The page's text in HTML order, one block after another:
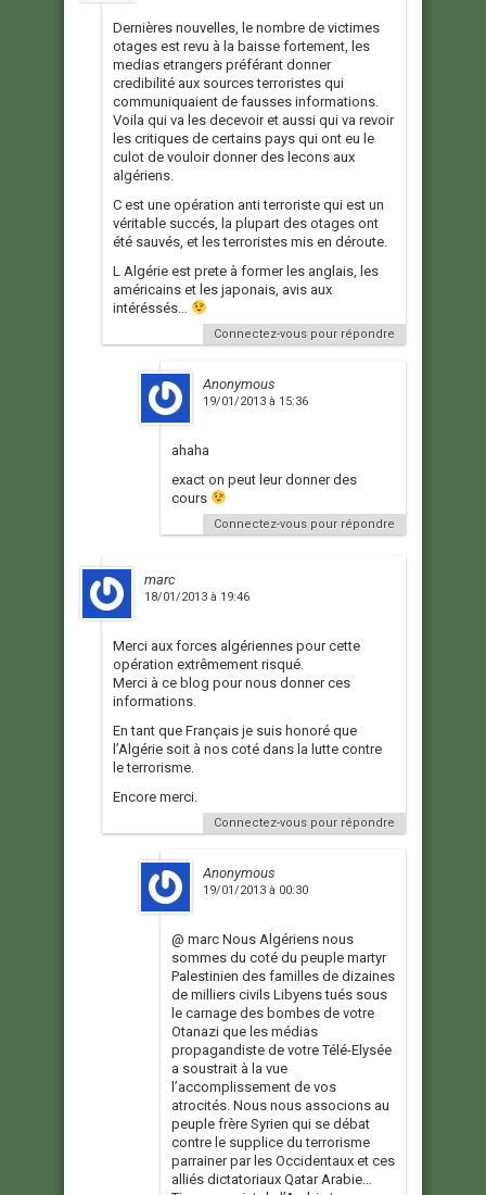
Dernières nouvelles, le nombre de victimes
otages est revu à la baisse fortement, les
medias etrangers préférant donner
credibilité aux sources terroristes qui
communiquaient de fausses informations.
Voila qui va les decevoir et aussi qui va revoir
les critiques de certains pays qui ont eu le
culot de vouloir donner des lecons aux
algériens.
C est une opération anti terroriste qui est un
véritable succés, la plupart des otages ont
été sauvés, et les terroristes mis en déroute.
L Algérie est prete à former les anglais, les
américains et les japonais, avis aux
intéréssés…
Connectez-vous pour répondre
Anonymous
19/01/2013 à 15:36
ahaha
exact on peut leur donner des
cours
Connectez-vous pour répondre
marc
18/01/2013 à 19:46
Merci aux forces algériennes pour cette
opération extrêmement risqué.
Merci à ce blog pour nous donner ces
informations.
En tant que Français je suis honoré que
l’Algérie soit à nos coté dans la lutte contre
le terrorisme.
Encore merci.
Connectez-vous pour répondre
Anonymous
19/01/2013 à 00:30
@ marc Nous Algériens nous
sommes du coté du peuple martyr
Palestinien des familles de dizaines
de milliers civils Libyens tués sous
le carnage des bombes de votre
Otanazi que les médias
propagandiste de votre Télé-Elysée
a soustrait à la vue
l’accomplissement de vos
atrocités. Nous nous associons au
peuple frère Syrien qui se débat
contre le supplice du terrorisme
parrainer par les Occidentaux et ces
alliés dictatoriaux Qatar Arabie…